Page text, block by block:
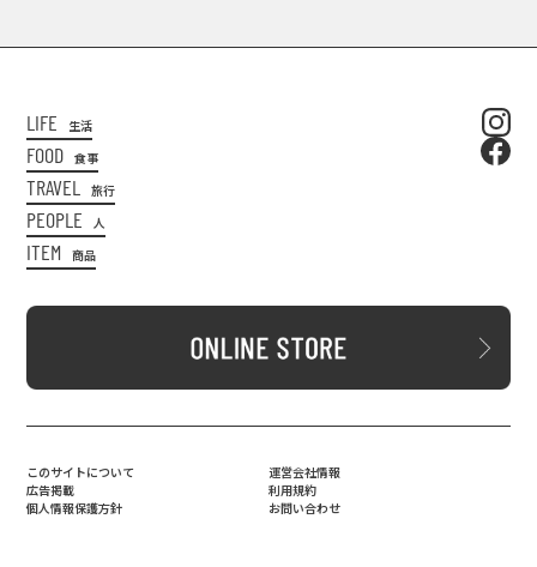
LIFE 生活
FOOD 食事
TRAVEL 旅行
PEOPLE 人
ITEM 商品
このサイトについて
広告掲載
個人情報保護方針
運営会社情報
利用規約
お問い合わせ